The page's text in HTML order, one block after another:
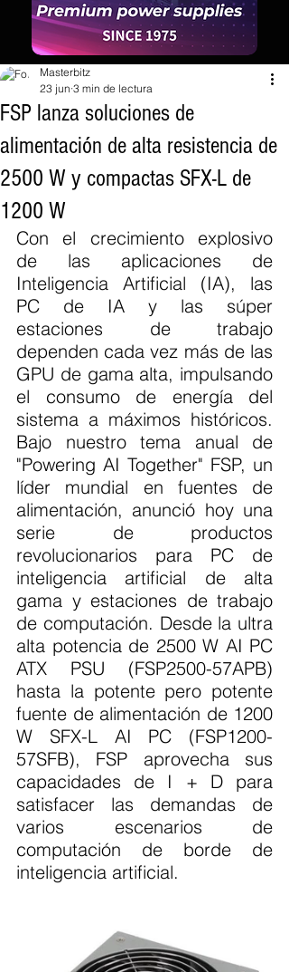
FSP lanza soluciones de
alimentación de alta resistencia de
2500 W y compactas SFX-L de
1200 W
Masterbitz
23 jun 3 min de lectura
Con el crecimiento explosivo
de las aplicaciones de
Inteligencia Artificial (IA), las
PC de IA y las súper
estaciones de trabajo
dependen cada vez más de las
GPU de gama alta, impulsando
el consumo de energía del
sistema a máximos históricos.
Bajo nuestro tema anual de
"Powering AI Together" FSP, un
líder mundial en fuentes de
alimentación, anunció hoy una
serie de productos
revolucionarios para PC de
inteligencia artificial de alta
gama y estaciones de trabajo
de computación. Desde la ultra
alta potencia de 2500 W AI PC
ATX PSU (FSP2500-57APB)
hasta la potente pero potente
fuente de alimentación de 1200
W SFX-L AI PC (FSP1200-
57SFB), FSP aprovecha sus
capacidades de I + D para
satisfacer las demandas de
varios escenarios de
computación de borde de
inteligencia artificial.